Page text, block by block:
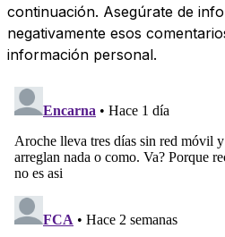
continuación. Asegúrate de
negativamente esos
información personal.